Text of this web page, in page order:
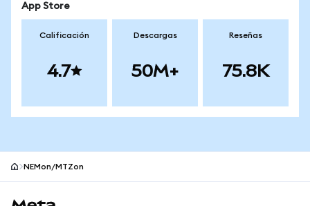
App Store
Calificación
4.7
Descargas
50M+
Reseñas
75.8K
NEMon/MTZon